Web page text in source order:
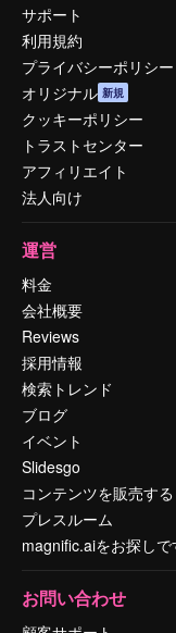
サポート
利用規約
プライバシーポリシー
オリジナル 新規
クッキーポリシー
トラストセンター
アフィリエイト
法人向け
運営
料金
会社概要
Reviews
採用情報
検索トレンド
ブログ
イベント
Slidesgo
コンテンツを販売する
プレスルーム
magnific.aiをお探しで
お問い合わせ